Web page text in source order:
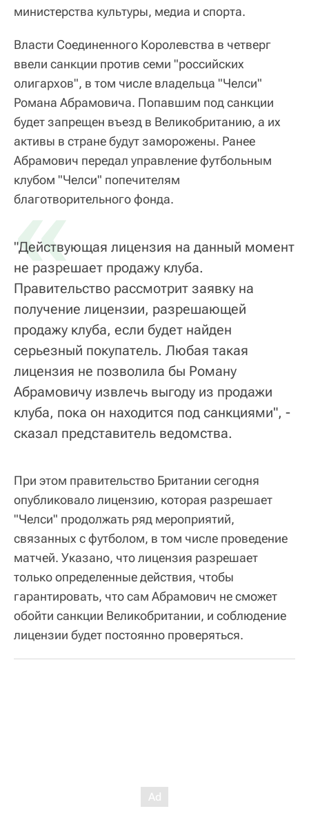
министерства культуры, медиа и спорта.
Власти Соединенного Королевства в четверг
ввели санкции против семи "российских
олигархов", в том числе владельца "Челси"
Романа Абрамовича. Попавшим под санкции
будет запрещен въезд в Великобританию, а их
активы в стране будут заморожены. Ранее
Абрамович передал управление футбольным
клубом "Челси" попечителям
благотворительного фонда.
«
"Действующая лицензия на данный момент
не разрешает продажу клуба.
Правительство рассмотрит заявку на
получение лицензии, разрешающей
продажу клуба, если будет найден
серьезный покупатель. Любая такая
лицензия не позволила бы Роману
Абрамовичу извлечь выгоду из продажи
клуба, пока он находится под санкциями", -
сказал представитель ведомства.
При этом правительство Британии сегодня
опубликовало лицензию, которая разрешает
"Челси" продолжать ряд мероприятий,
связанных с футболом, в том числе проведение
матчей. Указано, что лицензия разрешает
только определенные действия, чтобы
гарантировать, что сам Абрамович не сможет
обойти санкции Великобритании, и соблюдение
лицензии будет постоянно проверяться.